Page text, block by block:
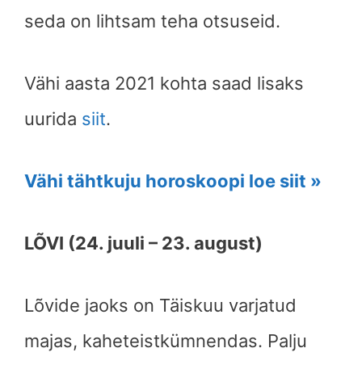
seda on lihtsam teha otsuseid.
Vähi aasta 2021 kohta saad lisaks
uurida siit.
Vähi tähtkuju horoskoopi loe siit »
LÕVI (24. juuli – 23. august)
Lõvide jaoks on Täiskuu varjatud
majas, kaheteistkümnendas. Palju